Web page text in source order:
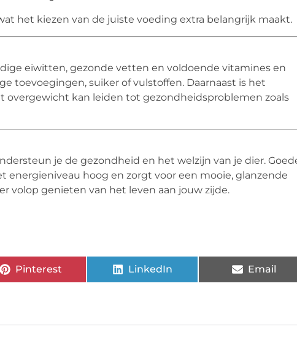
het kiezen van de juiste voeding extra belangrijk maakt.
eiwitten, gezonde vetten en voldoende vitamines en
toevoegingen, suiker of vulstoffen. Daarnaast is het
overgewicht kan leiden tot gezondheidsproblemen zoals
je de gezondheid en het welzijn van je dier.
hoog en zorgt voor een mooie, glanzende
volop genieten van het leven aan jouw zijde.
Pinterest LinkedIn Email